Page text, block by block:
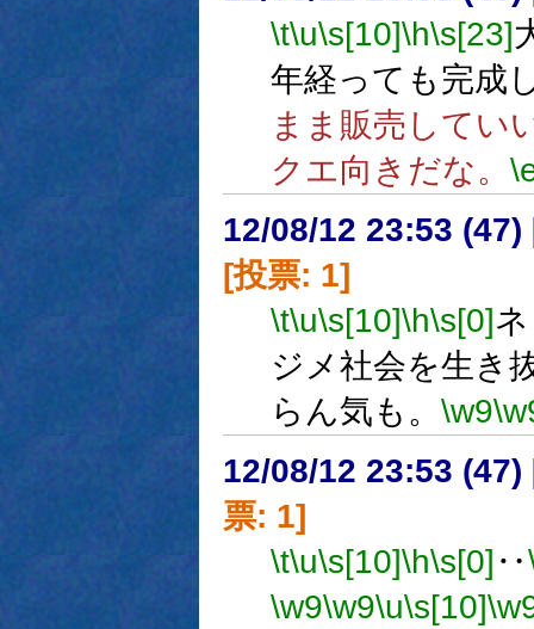
\t\u\s[10]\h\s[23]
年経っても完成
まま販売してい
クエ向きだな。
12/08/12 23:53 (47)
[投票: 1]
\t\u\s[10]\h\s[0]
ジメ社会を生き
らん気も。 \w9
12/08/12 23:53 (47)
票: 1]
\t\u\s[10]\h\s[0] ‥
\w9\w9\u\s[10]